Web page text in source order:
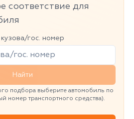
соответствие для
гос. номер
Найти
подбора выберите автомобиль по
номер транспортного средства).